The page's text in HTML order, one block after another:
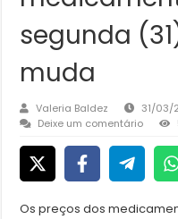
segunda
muda
Valeria Baldez 31/03/
Deixe um comentário
Os preços dos